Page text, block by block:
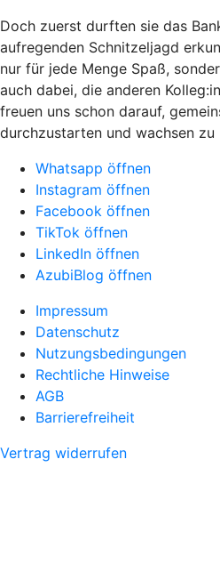
Doch zuerst durften sie das
aufregenden Schnitzeljagd
nur für jede Menge Spaß,
auch dabei, die anderen
freuen uns schon darauf,
durchzustarten und wachsen zu
Whatsapp öffnen
Instagram öffnen
Facebook öffnen
TikTok öffnen
LinkedIn öffnen
AzubiBlog öffnen
Impressum
Datenschutz
Nutzungsbedingungen
Rechtliche Hinweise
AGB
Barrierefreiheit
Vertrag widerrufen